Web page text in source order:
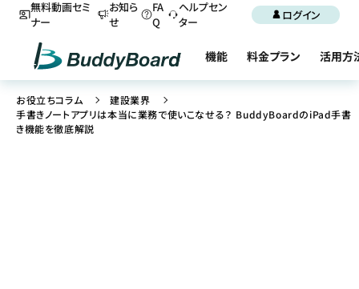
無料動画セミ
ナー
お知ら
せ
FA
Q
ヘルプセン
ター
ログイン
機能 料金プラン 活用方
お役立ちコラム
建設業界
手書きノートアプリは本当に業務で使いこなせる？ BuddyBoardのiPad手書
き機能を徹底解説